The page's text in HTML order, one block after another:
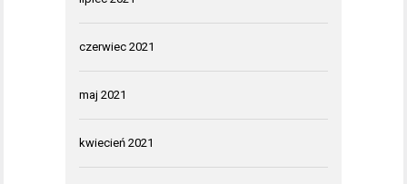
czerwiec 2021
maj 2021
kwiecień 2021